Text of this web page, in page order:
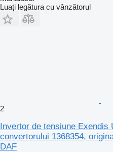
Luați legătura cu vânzătorul
2
Invertor de tensiune Exendis
convertorului 1368354,
DAF